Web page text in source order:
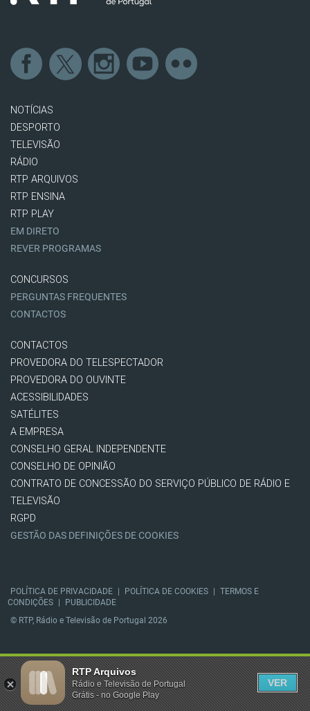
NOTÍCIAS
DESPORTO
TELEVISÃO
RÁDIO
RTP ARQUIVOS
RTP ENSINA
RTP PLAY
EM DIRETO
REVER PROGRAMAS
CONCURSOS
PERGUNTAS FREQUENTES
CONTACTOS
CONTACTOS
PROVEDORA DO TELESPECTADOR
PROVEDORA DO OUVINTE
ACESSIBILIDADES
SATÉLITES
A EMPRESA
CONSELHO GERAL INDEPENDENTE
CONSELHO DE OPINIÃO
CONTRATO DE CONCESSÃO DO SERVIÇO PÚBLICO DE RÁDIO E
TELEVISÃO
RGPD
GESTÃO DAS DEFINIÇÕES DE COOKIES
POLÍTICA DE PRIVACIDADE POLÍTICA DE COOKIES
TERMOS E
CONDIÇÕES
PUBLICIDADE
© RTP, Rádio e Televisão de Portugal 2026
RTP Arquivos
Rádio e Televisão de Portugal
Grátis - no Google Play
VER